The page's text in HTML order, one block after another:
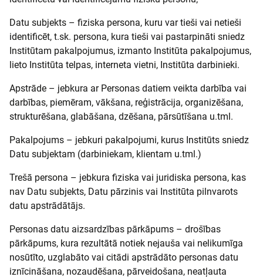
Datu subjekts – fiziska persona, kuru var tieši vai netieši
identificēt, t.sk. persona, kura tieši vai pastarpināti sniedz
Institūtam pakalpojumus, izmanto Institūta pakalpojumus,
lieto Institūta telpas, interneta vietni, Institūta darbinieki.
Apstrāde – jebkura ar Personas datiem veikta darbība vai
darbības, piemēram, vākšana, reģistrācija, organizēšana,
strukturēšana, glabāšana, dzēšana, pārsūtīšana u.tml.
Pakalpojums – jebkuri pakalpojumi, kurus Institūts sniedz
Datu subjektam (darbiniekam, klientam u.tml.)
Trešā persona – jebkura fiziska vai juridiska persona, kas
nav Datu subjekts, Datu pārzinis vai Institūta pilnvarots
datu apstrādātājs.
Personas datu aizsardzības pārkāpums – drošības
pārkāpums, kura rezultātā notiek nejauša vai nelikumīga
nosūtīto, uzglabāto vai citādi apstrādāto personas datu
iznīcināšana, nozaudēšana, pārveidošana, neatļauta